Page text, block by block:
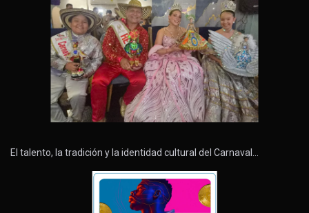
El talento, la tradición y la identidad cultural del Carnaval…